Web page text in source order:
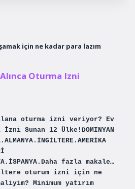
için ne kadar para lazım
Oturma Izni
oturma izni veriyor? Ev
Sunan 12 Ülke!DOMINYAN
fazla makale…
oturum izni için ne
Minimum yatırım